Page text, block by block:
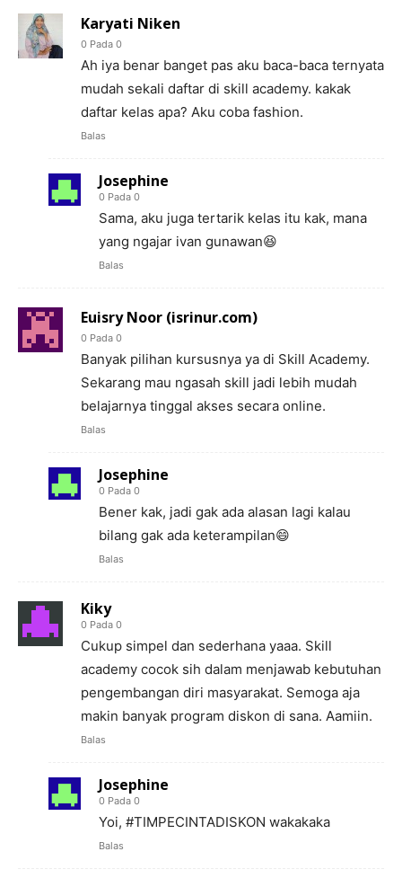
Karyati Niken
0 Pada 0
Ah iya benar banget pas aku baca-baca ternyata
mudah sekali daftar di skill academy. kakak
daftar kelas apa? Aku coba fashion.
Balas
Josephine
0 Pada 0
Sama, aku juga tertarik kelas itu kak, mana
yang ngajar ivan gunawan😆
Balas
Euisry Noor (isrinur.com)
0 Pada 0
Banyak pilihan kursusnya ya di Skill Academy.
Sekarang mau ngasah skill jadi lebih mudah
belajarnya tinggal akses secara online.
Balas
Josephine
0 Pada 0
Bener kak, jadi gak ada alasan lagi kalau
bilang gak ada keterampilan😄
Balas
Kiky
0 Pada 0
Cukup simpel dan sederhana yaaa. Skill
academy cocok sih dalam menjawab kebutuhan
pengembangan diri masyarakat. Semoga aja
makin banyak program diskon di sana. Aamiin.
Balas
Josephine
0 Pada 0
Yoi, #TIMPECINTADISKON wakakaka
Balas